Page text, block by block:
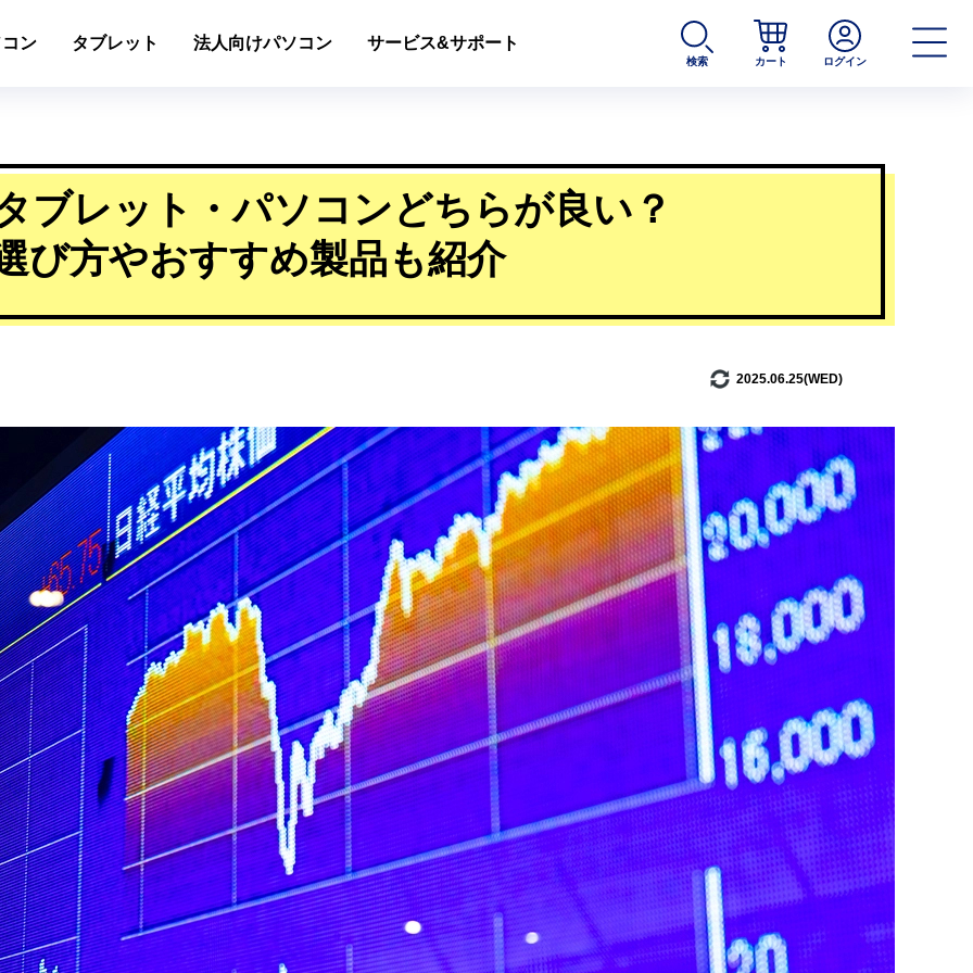
ン タブレット 法人向けパソコン サービス&サポート
検索 カート ログイン
ブレット・パソコンどちらが良い？
び方やおすすめ製品も紹介
2025.06.25(WED)